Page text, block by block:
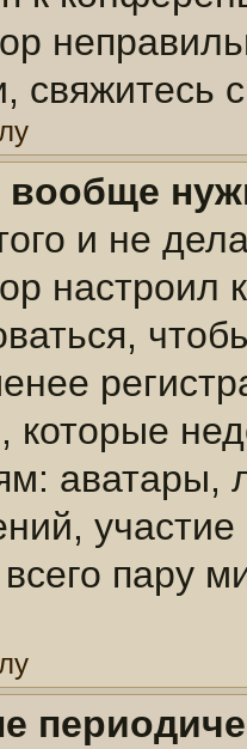
свяжитесь
и не
которые
аватары,
участие
пару